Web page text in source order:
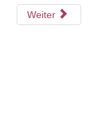
Weiter